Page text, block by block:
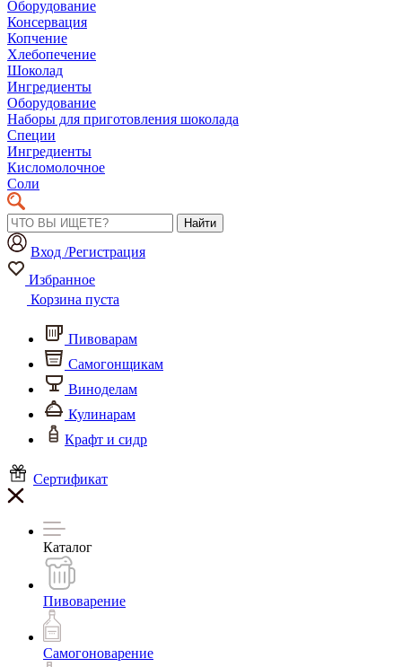
Оборудование
Консервация
Копчение
Хлебопечение
Шоколад
Ингредиенты
Оборудование
Наборы для приготовления шоколада
Специи
Ингредиенты
Кисломолочное
Соли
Найти
Вход /Регистрация
Избранное
Корзина пуста
Пивоварам
Самогонщикам
Виноделам
Кулинарам
Крафт и сидр
Сертификат
Каталог
Пивоварение
Самогоноварение